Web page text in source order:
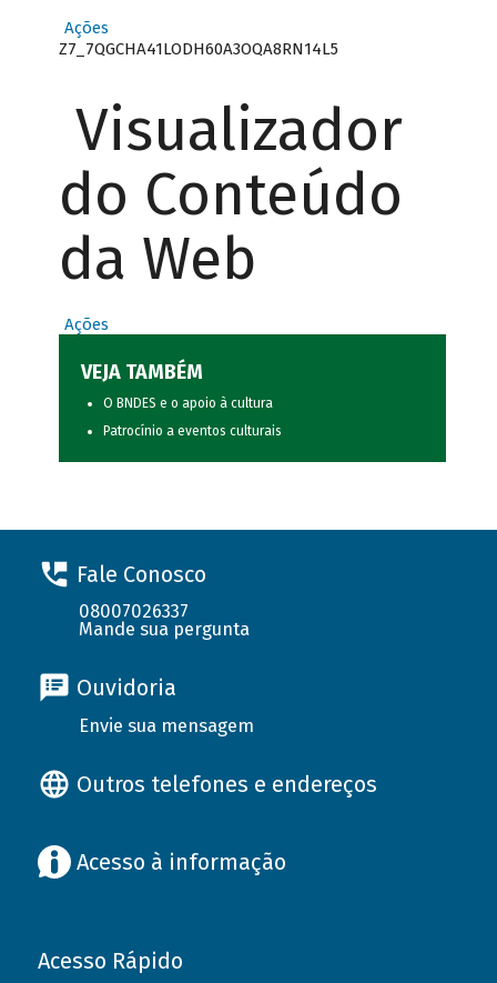
Ações
Z7_7QGCHA41LODH60A3OQA8RN14L5
Visualizador
do Conteúdo
da Web
Ações
VEJA TAMBÉM
O BNDES e o apoio à cultura
Patrocínio a eventos culturais
Fale Conosco
08007026337
Mande sua pergunta
Ouvidoria
Envie sua mensagem
Outros telefones e endereços
Acesso à informação
Acesso Rápido